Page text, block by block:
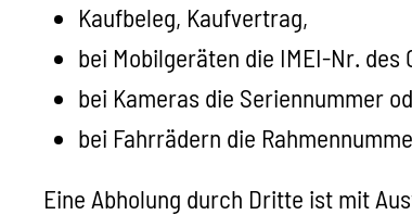
Kaufbeleg, Kaufvertrag,
bei Mobilgeräten die IMEI-Nr. des
bei Kameras die Seriennummer
bei Fahrrädern die
Eine Abholung durch Dritte ist mit